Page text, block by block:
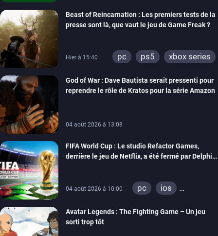
Beast of Reincarnation : Les premiers tests de la
presse sont là, que vaut le jeu de Game Freak ?
Hier à 15:40 pc ps5 xbox series
God of War : Dave Bautista serait pressenti pour
reprendre le rôle de Kratos pour la série Amazon
04 août 2026 à 13:08
FIFA World Cup : Le studio Refactor Games,
derrière le jeu de Netflix, a été fermé par Delphi
04 août 2026 à 10:00 pc
ios
Avatar Legends : The Fighting Game – Un jeu
sorti trop tôt